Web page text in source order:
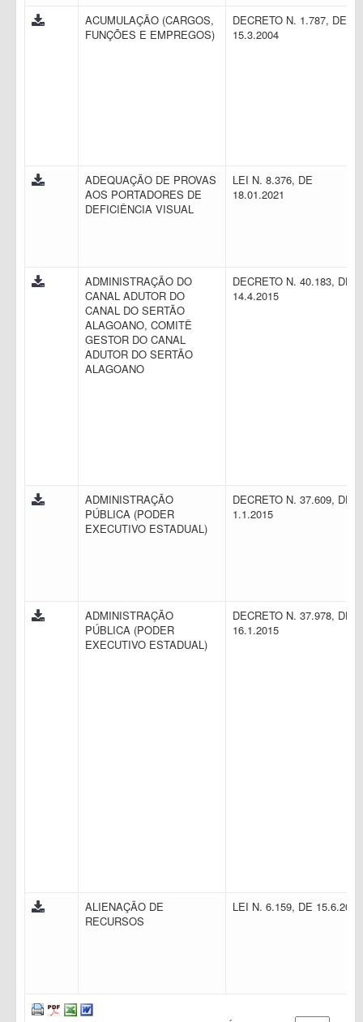
ACUMULAÇÃO (CARGOS,
FUNÇÕES E EMPREGOS)
DECRETO N. 1.787, DE
15.3.2004
ADEQUAÇÃO DE PROVAS
AOS PORTADORES DE
DEFICIÊNCIA VISUAL
LEI N. 8.376, DE
18.01.2021
ADMINISTRAÇÃO DO
CANAL ADUTOR DO
CANAL DO SERTÃO
ALAGOANO, COMITÊ
GESTOR DO CANAL
ADUTOR DO SERTÃO
ALAGOANO
DECRETO N. 40.183, DE
14.4.2015
ADMINISTRAÇÃO
PÚBLICA (PODER
EXECUTIVO ESTADUAL)
DECRETO N. 37.609, DE
1.1.2015
ADMINISTRAÇÃO
PÚBLICA (PODER
EXECUTIVO ESTADUAL)
DECRETO N. 37.978, DE
16.1.2015
ALIENAÇÃO DE
RECURSOS
LEI N. 6.159, DE